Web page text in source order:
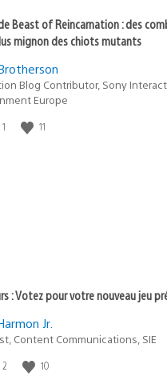
Beast of Reincarnation : des
mignon des chiots mutants
Blog Contributor, Sony
Europe
1 11
: Votez pour votre nouveau jeu
Jr.
Content Communications, SIE
2 10